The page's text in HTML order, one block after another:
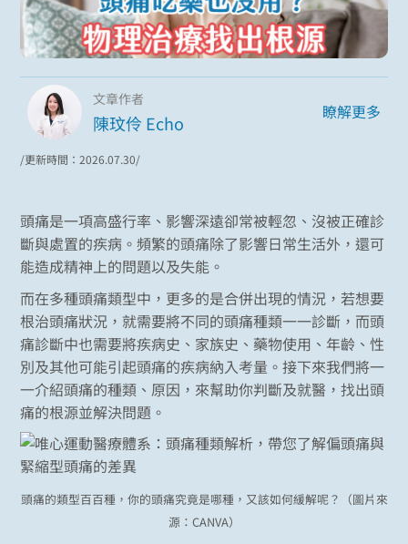
文章作者
陳玟伶 Echo 瞭解更多
/更新時間：2026.07.30/
頭痛是一項高盛行率、影響深遠卻常被輕忽、沒被正確診
斷與處置的疾病。頻繁的頭痛除了影響日常生活外，還可
能造成精神上的問題以及失能。
而在多種頭痛類型中，更多的是合併出現的情況，若想要
根治頭痛狀況，就需要將不同的頭痛種類一一診斷，而頭
痛診斷中也需要將疾病史、家族史、藥物使用、年齡、性
別及其他可能引起頭痛的疾病納入考量。接下來我們將一
一介紹頭痛的種類、原因，來幫助你判斷及就醫，找出頭
痛的根源並解決問題。
頭痛的類型百百種，你的頭痛究竟是哪種，又該如何緩解呢？（圖片來
源：CANVA）